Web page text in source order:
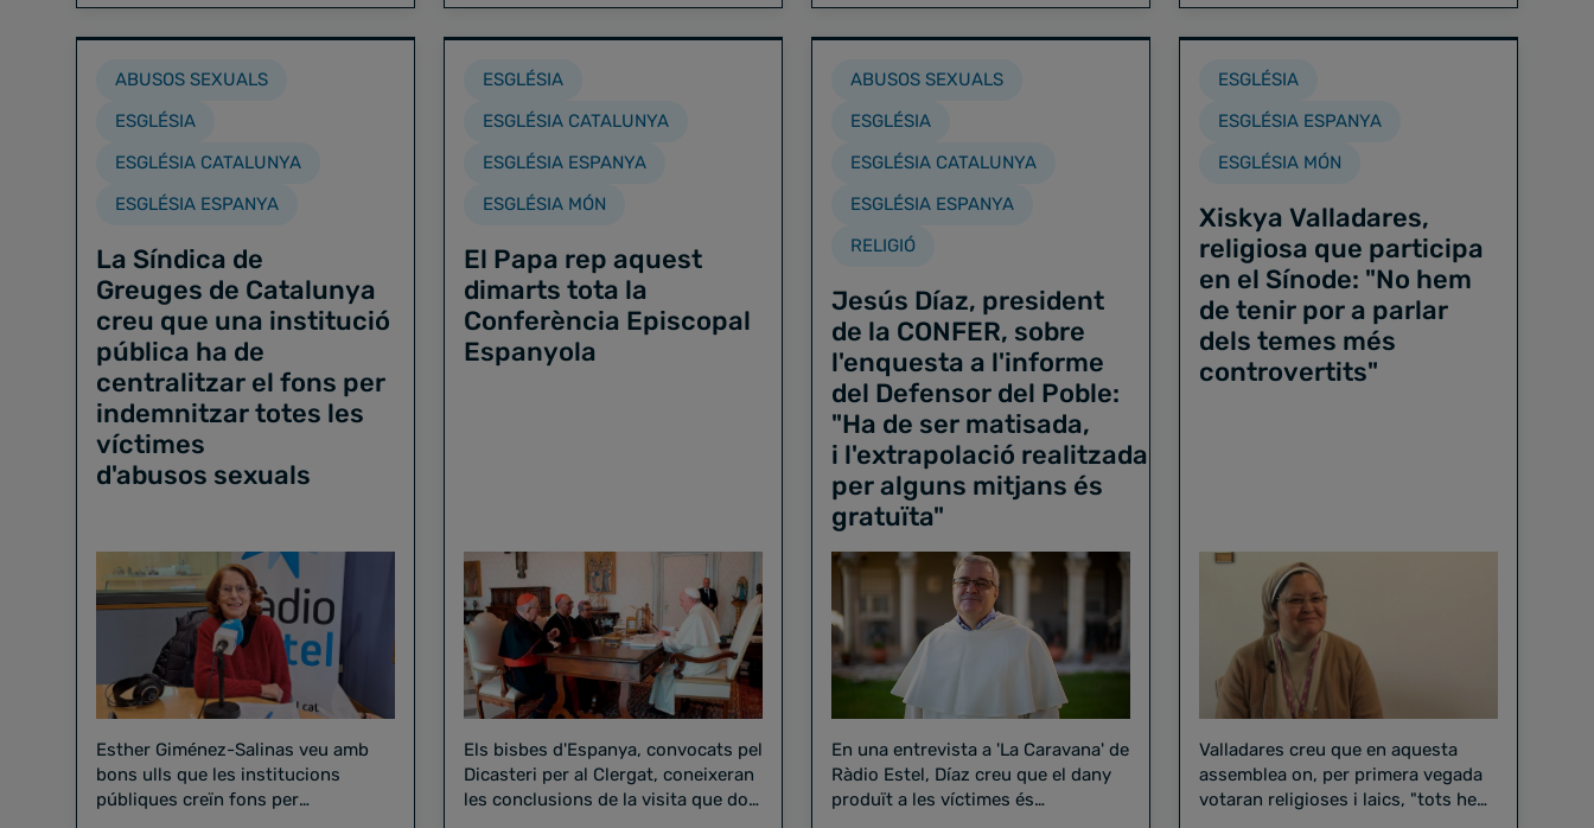
ABUSOS SEXUALS
ESGLÉSIA
ESGLÉSIA CATALUNYA
ESGLÉSIA ESPANYA
La Síndica de
Greuges de Catalunya
creu que una institució
pública ha de
centralitzar el fons per
indemnitzar totes les
víctimes
d'abusos sexuals
Esther Giménez-Salinas veu amb
bons ulls que les institucions
públiques creïn fons per
ESGLÉSIA
ESGLÉSIA CATALUNYA
ESGLÉSIA ESPANYA
ESGLÉSIA MÓN
El Papa rep aquest
dimarts tota la
Conferència Episcopal
Espanyola
Els bisbes d'Espanya, convocats pel
Dicasteri per al Clergat, coneixeran
les conclusions de la visita que dos
ABUSOS SEXUALS
ESGLÉSIA
ESGLÉSIA CATALUNYA
ESGLÉSIA ESPANYA
RELIGIÓ
Jesús Díaz, president
de la CONFER, sobre
l'enquesta a l'informe
del Defensor del Poble:
"Ha de ser matisada,
i l'extrapolació realitzada
per alguns mitjans és
gratuïta"
En una entrevista a 'La Caravana' de
Ràdio Estel, Díaz creu que el dany
produït a les víctimes és
ESGLÉSIA
ESGLÉSIA ESPANYA
ESGLÉSIA MÓN
Xiskya Valladares,
religiosa que participa
en el Sínode: "No hem
de tenir por a parlar
dels temes més
controvertits"
Valladares creu que en aquesta
assemblea on, per primera vegada
votaran religioses i laics, "tots hem